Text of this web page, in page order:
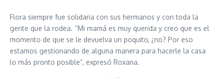
Flora siempre fue solidaria con sus hermanos y con toda la
gente que la rodea. “Mi mamá es muy querida y creo que es el
momento de que se le devuelva un poquito, ¿no? Por eso
estamos gestionando de alguna manera para hacerle la casa
lo más pronto posible”, expresó Roxana.